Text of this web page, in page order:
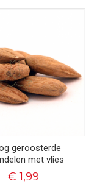
geroosterde
met vlies
€ 1,99